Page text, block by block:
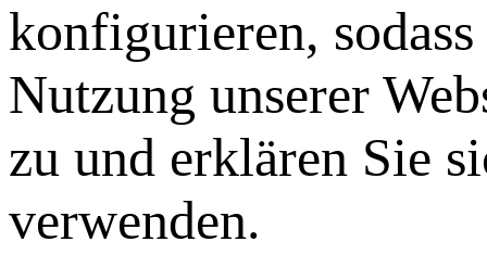
konfigurieren,
Nutzung unserer
zu und erklären Sie
verwenden.